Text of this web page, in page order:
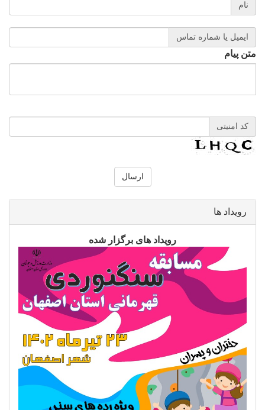
نام
ایمیل یا شماره تماس
متن پیام
کد امنیتی
رویداد ها
رویداد های برگزار شده